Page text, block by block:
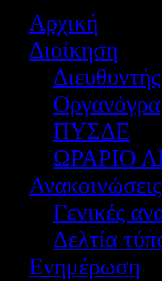
Αρχική
Διοίκηση
Διευθυντής
ΠΥΣΔΕ
ΩΡΑΡΙΟ
Ανακοινώσεις
Γενικές
Δελτία
Ενημέρωση